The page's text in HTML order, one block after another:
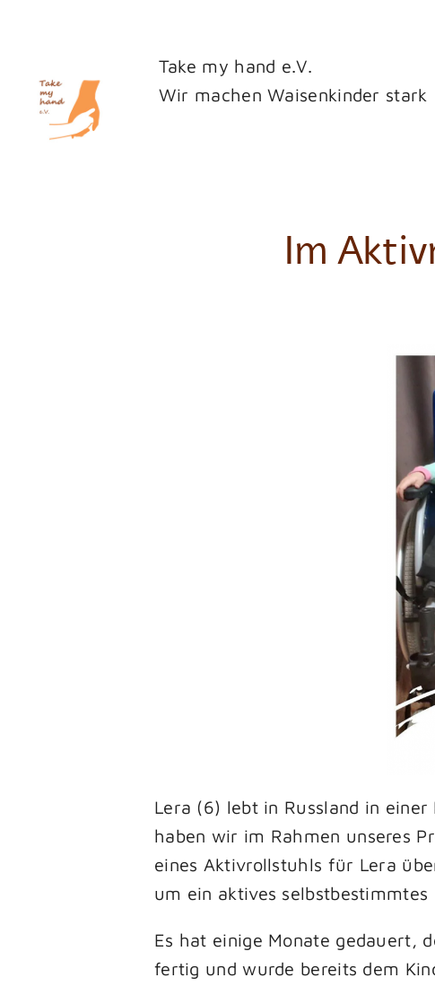
Take my hand e.V.
Wir machen Waisenkinder stark
Im
Lera (6) lebt in Russland in
haben wir im Rahmen unseres
eines Aktivrollstuhls für Lera
um ein aktives
Es hat einige Monate gedauert,
fertig und wurde bereits dem